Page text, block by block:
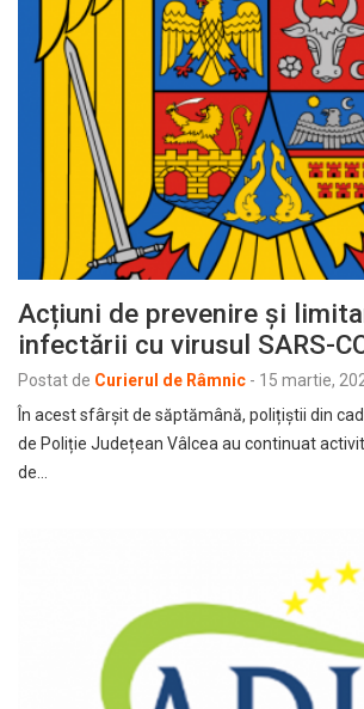
Acțiuni de prevenire și
infectării cu virusul SARS-
Postat de Curierul de Râmnic - 15 martie,
În acest sfârșit de săptămână, polițiștii din
de Poliție Județean Vâlcea au continuat
de…